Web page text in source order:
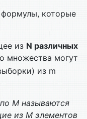
которые
из N различных
множества могут
из m
M называются
из M элементов